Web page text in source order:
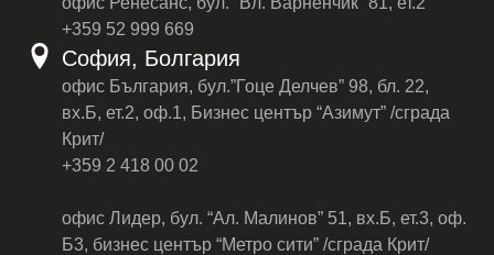
+359 52 999 669
София, Болгария
офис България, бул.”Гоце Делчев” 98, бл. 22,
вх.Б, ет.2, оф.1, Бизнес център “Азимут” /сграда
Крит/
+359 2 418 00 02
офис Лидер, бул. “Ал. Малинов” 51, вх.Б, ет.3, оф.
Б3, бизнес център “Метро сити” /сграда Крит/